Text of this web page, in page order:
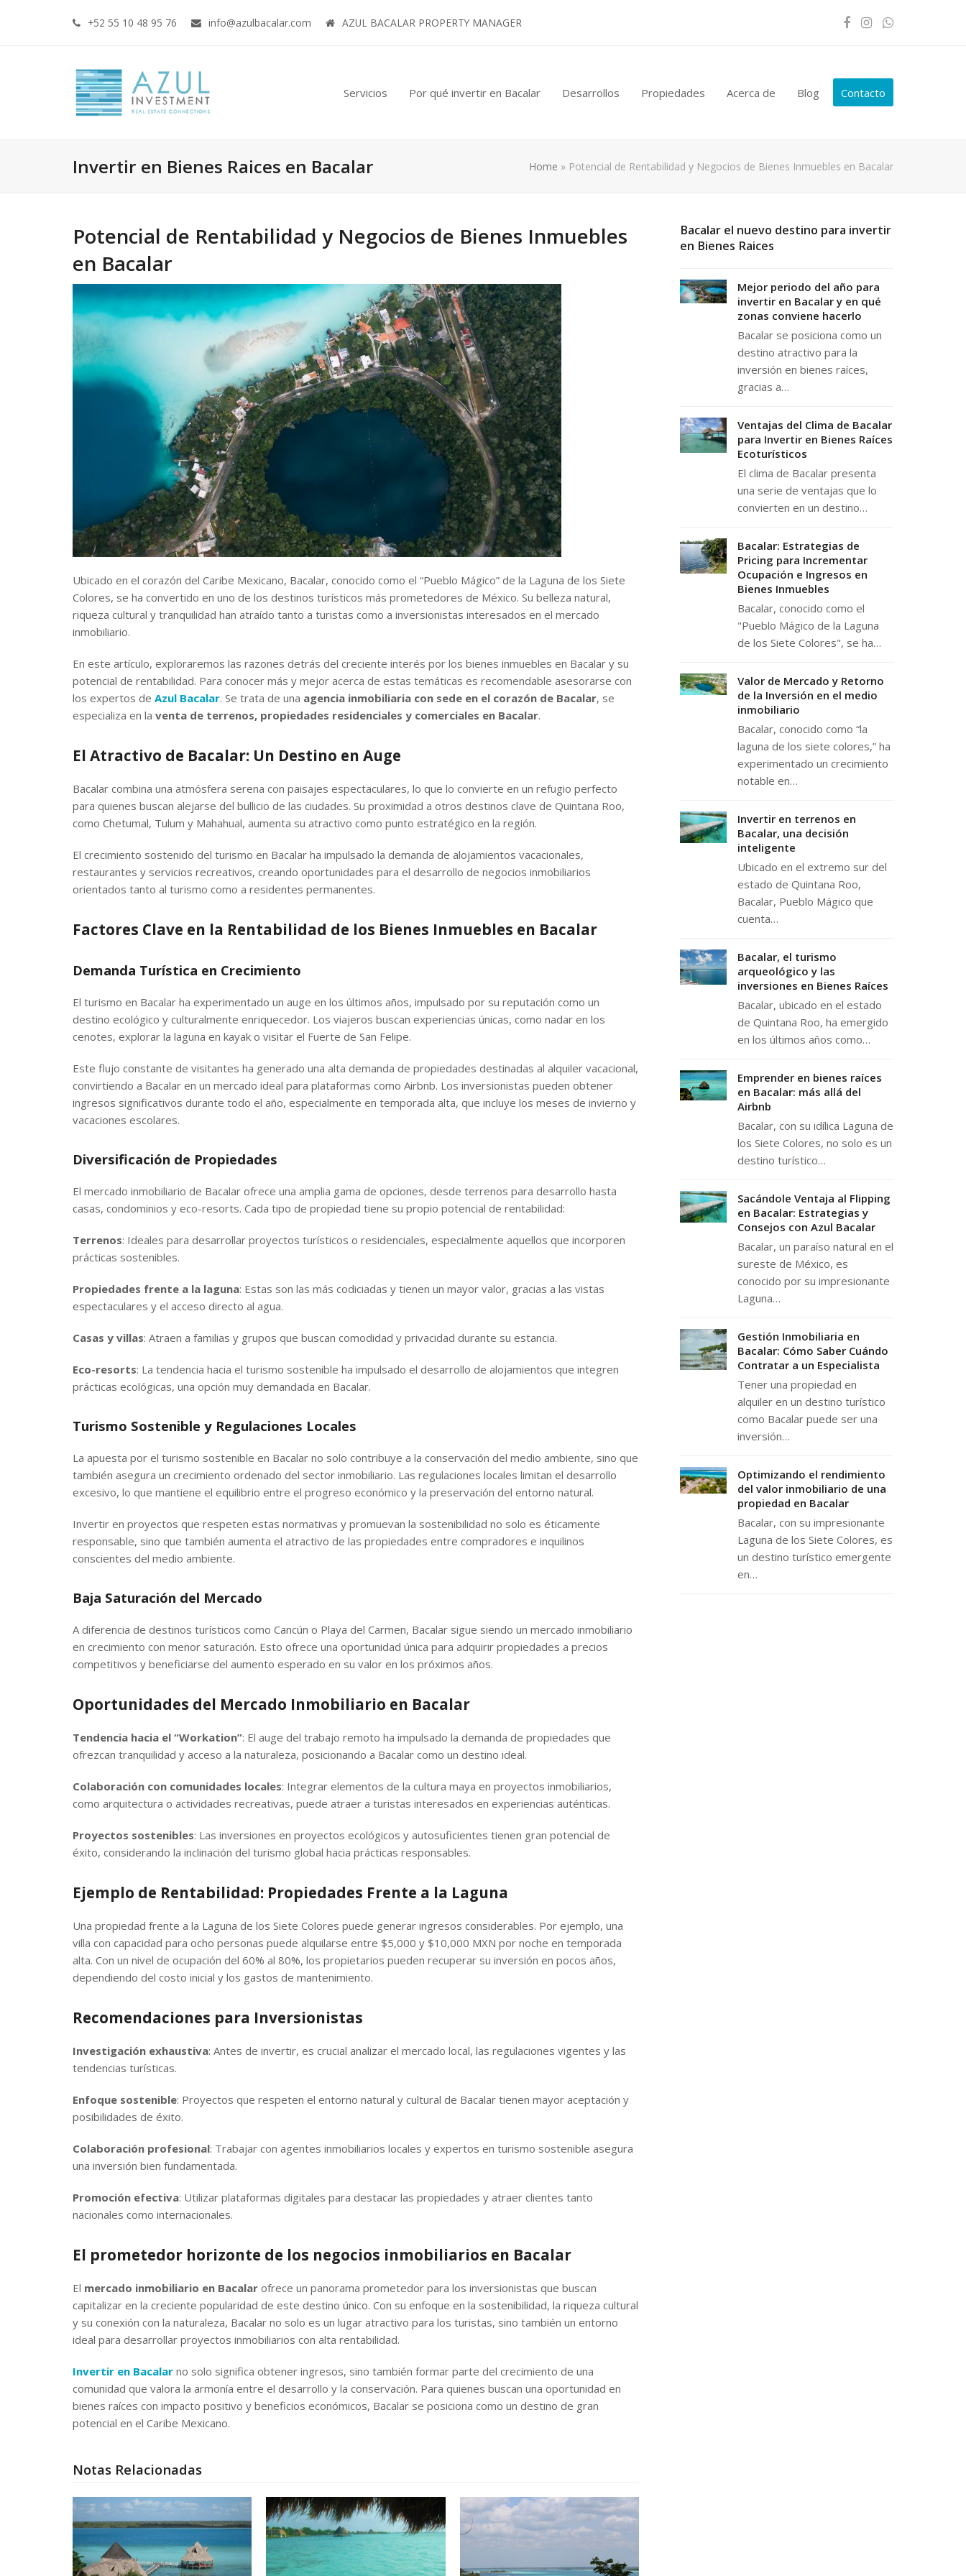
+52 55 10 48 95 76 info@azulbacalar.com AZUL BACALAR PROPERTY MANAGER Facebook
Instagram
Whatsapp
Servicios Por qué invertir en Bacalar Desarrollos Propiedades Acerca de Blog Contacto
Invertir en Bienes Raices en Bacalar Home » Potencial de Rentabilidad y Negocios de Bienes Inmuebles en Bacalar
Potencial de Rentabilidad y Negocios de Bienes Inmuebles
en Bacalar
Ubicado en el corazón del Caribe Mexicano, Bacalar, conocido como el “Pueblo Mágico” de la Laguna de los Siete
Colores, se ha convertido en uno de los destinos turísticos más prometedores de México. Su belleza natural,
riqueza cultural y tranquilidad han atraído tanto a turistas como a inversionistas interesados en el mercado
inmobiliario.
En este artículo, exploraremos las razones detrás del creciente interés por los bienes inmuebles en Bacalar y su
potencial de rentabilidad. Para conocer más y mejor acerca de estas temáticas es recomendable asesorarse con
los expertos de Azul Bacalar. Se trata de una agencia inmobiliaria con sede en el corazón de Bacalar, se
especializa en la venta de terrenos, propiedades residenciales y comerciales en Bacalar.
El Atractivo de Bacalar: Un Destino en Auge
Bacalar combina una atmósfera serena con paisajes espectaculares, lo que lo convierte en un refugio perfecto
para quienes buscan alejarse del bullicio de las ciudades. Su proximidad a otros destinos clave de Quintana Roo,
como Chetumal, Tulum y Mahahual, aumenta su atractivo como punto estratégico en la región.
El crecimiento sostenido del turismo en Bacalar ha impulsado la demanda de alojamientos vacacionales,
restaurantes y servicios recreativos, creando oportunidades para el desarrollo de negocios inmobiliarios
orientados tanto al turismo como a residentes permanentes.
Factores Clave en la Rentabilidad de los Bienes Inmuebles en Bacalar
Demanda Turística en Crecimiento
El turismo en Bacalar ha experimentado un auge en los últimos años, impulsado por su reputación como un
destino ecológico y culturalmente enriquecedor. Los viajeros buscan experiencias únicas, como nadar en los
cenotes, explorar la laguna en kayak o visitar el Fuerte de San Felipe.
Este flujo constante de visitantes ha generado una alta demanda de propiedades destinadas al alquiler vacacional,
convirtiendo a Bacalar en un mercado ideal para plataformas como Airbnb. Los inversionistas pueden obtener
ingresos significativos durante todo el año, especialmente en temporada alta, que incluye los meses de invierno y
vacaciones escolares.
Diversificación de Propiedades
El mercado inmobiliario de Bacalar ofrece una amplia gama de opciones, desde terrenos para desarrollo hasta
casas, condominios y eco-resorts. Cada tipo de propiedad tiene su propio potencial de rentabilidad:
Terrenos: Ideales para desarrollar proyectos turísticos o residenciales, especialmente aquellos que incorporen
prácticas sostenibles.
Propiedades frente a la laguna: Estas son las más codiciadas y tienen un mayor valor, gracias a las vistas
espectaculares y el acceso directo al agua.
Casas y villas: Atraen a familias y grupos que buscan comodidad y privacidad durante su estancia.
Eco-resorts: La tendencia hacia el turismo sostenible ha impulsado el desarrollo de alojamientos que integren
prácticas ecológicas, una opción muy demandada en Bacalar.
Turismo Sostenible y Regulaciones Locales
La apuesta por el turismo sostenible en Bacalar no solo contribuye a la conservación del medio ambiente, sino que
también asegura un crecimiento ordenado del sector inmobiliario. Las regulaciones locales limitan el desarrollo
excesivo, lo que mantiene el equilibrio entre el progreso económico y la preservación del entorno natural.
Invertir en proyectos que respeten estas normativas y promuevan la sostenibilidad no solo es éticamente
responsable, sino que también aumenta el atractivo de las propiedades entre compradores e inquilinos
conscientes del medio ambiente.
Baja Saturación del Mercado
A diferencia de destinos turísticos como Cancún o Playa del Carmen, Bacalar sigue siendo un mercado inmobiliario
en crecimiento con menor saturación. Esto ofrece una oportunidad única para adquirir propiedades a precios
competitivos y beneficiarse del aumento esperado en su valor en los próximos años.
Oportunidades del Mercado Inmobiliario en Bacalar
Tendencia hacia el “Workation”: El auge del trabajo remoto ha impulsado la demanda de propiedades que
ofrezcan tranquilidad y acceso a la naturaleza, posicionando a Bacalar como un destino ideal.
Colaboración con comunidades locales: Integrar elementos de la cultura maya en proyectos inmobiliarios,
como arquitectura o actividades recreativas, puede atraer a turistas interesados en experiencias auténticas.
Proyectos sostenibles: Las inversiones en proyectos ecológicos y autosuficientes tienen gran potencial de
éxito, considerando la inclinación del turismo global hacia prácticas responsables.
Ejemplo de Rentabilidad: Propiedades Frente a la Laguna
Una propiedad frente a la Laguna de los Siete Colores puede generar ingresos considerables. Por ejemplo, una
villa con capacidad para ocho personas puede alquilarse entre $5,000 y $10,000 MXN por noche en temporada
alta. Con un nivel de ocupación del 60% al 80%, los propietarios pueden recuperar su inversión en pocos años,
dependiendo del costo inicial y los gastos de mantenimiento.
Recomendaciones para Inversionistas
Investigación exhaustiva: Antes de invertir, es crucial analizar el mercado local, las regulaciones vigentes y las
tendencias turísticas.
Enfoque sostenible: Proyectos que respeten el entorno natural y cultural de Bacalar tienen mayor aceptación y
posibilidades de éxito.
Colaboración profesional: Trabajar con agentes inmobiliarios locales y expertos en turismo sostenible asegura
una inversión bien fundamentada.
Promoción efectiva: Utilizar plataformas digitales para destacar las propiedades y atraer clientes tanto
nacionales como internacionales.
El prometedor horizonte de los negocios inmobiliarios en Bacalar
El mercado inmobiliario en Bacalarofrece un panorama prometedor para los inversionistas que buscan
capitalizar en la creciente popularidad de este destino único. Con su enfoque en la sostenibilidad, la riqueza cultural
y su conexión con la naturaleza, Bacalar no solo es un lugar atractivo para los turistas, sino también un entorno
ideal para desarrollar proyectos inmobiliarios con alta rentabilidad.
Invertir en Bacalar no solo significa obtener ingresos, sino también formar parte del crecimiento de una
comunidad que valora la armonía entre el desarrollo y la conservación. Para quienes buscan una oportunidad en
bienes raíces con impacto positivo y beneficios económicos, Bacalar se posiciona como un destino de gran
potencial en el Caribe Mexicano.
Notas Relacionadas
Bacalar el nuevo destino para invertir
en Bienes Raices
Mejor periodo del año para
invertir en Bacalar y en qué
zonas conviene hacerlo
Bacalar se posiciona como un
destino atractivo para la
inversión en bienes raíces,
gracias a…
Ventajas del Clima de Bacalar
para Invertir en Bienes Raíces
Ecoturísticos
El clima de Bacalar presenta
una serie de ventajas que lo
convierten en un destino…
Bacalar: Estrategias de
Pricing para Incrementar
Ocupación e Ingresos en
Bienes Inmuebles
Bacalar, conocido como el
"Pueblo Mágico de la Laguna
de los Siete Colores", se ha…
Valor de Mercado y Retorno
de la Inversión en el medio
inmobiliario
Bacalar, conocido como “la
laguna de los siete colores,” ha
experimentado un crecimiento
notable en…
Invertir en terrenos en
Bacalar, una decisión
inteligente
Ubicado en el extremo sur del
estado de Quintana Roo,
Bacalar, Pueblo Mágico que
cuenta…
Bacalar, el turismo
arqueológico y las
inversiones en Bienes Raíces
Bacalar, ubicado en el estado
de Quintana Roo, ha emergido
en los últimos años como…
Emprender en bienes raíces
en Bacalar: más allá del
Airbnb
Bacalar, con su idílica Laguna de
los Siete Colores, no solo es un
destino turístico…
Sacándole Ventaja al Flipping
en Bacalar: Estrategias y
Consejos con Azul Bacalar
Bacalar, un paraíso natural en el
sureste de México, es
conocido por su impresionante
Laguna…
Gestión Inmobiliaria en
Bacalar: Cómo Saber Cuándo
Contratar a un Especialista
Tener una propiedad en
alquiler en un destino turístico
como Bacalar puede ser una
inversión…
Optimizando el rendimiento
del valor inmobiliario de una
propiedad en Bacalar
Bacalar, con su impresionante
Laguna de los Siete Colores, es
un destino turístico emergente
en…